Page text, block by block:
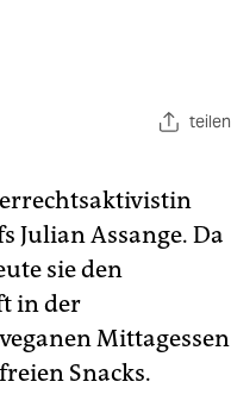
teilen
Julian Assange. Da
sie den
in der
Mittagessen
Snacks.